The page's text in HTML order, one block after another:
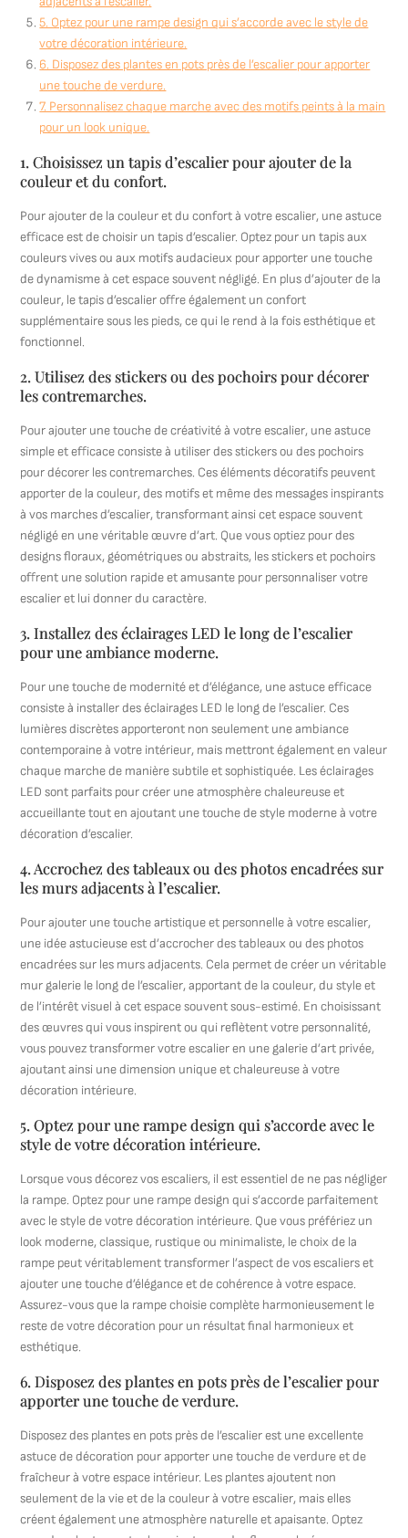
5. Optez pour une rampe design qui s’accorde avec le style de
votre décoration intérieure.
6. Disposez des plantes en pots près de l’escalier pour apporter
une touche de verdure.
7. Personnalisez chaque marche avec des motifs peints à la main
pour un look unique.
1. Choisissez un tapis d’escalier pour ajouter de la
couleur et du confort.
Pour ajouter de la couleur et du confort à votre escalier, une astuce
efficace est de choisir un tapis d’escalier. Optez pour un tapis aux
couleurs vives ou aux motifs audacieux pour apporter une touche
de dynamisme à cet espace souvent négligé. En plus d’ajouter de la
couleur, le tapis d’escalier offre également un confort
supplémentaire sous les pieds, ce qui le rend à la fois esthétique et
fonctionnel.
2. Utilisez des stickers ou des pochoirs pour décorer
les contremarches.
Pour ajouter une touche de créativité à votre escalier, une astuce
simple et efficace consiste à utiliser des stickers ou des pochoirs
pour décorer les contremarches. Ces éléments décoratifs peuvent
apporter de la couleur, des motifs et même des messages inspirants
à vos marches d’escalier, transformant ainsi cet espace souvent
négligé en une véritable œuvre d’art. Que vous optiez pour des
designs floraux, géométriques ou abstraits, les stickers et pochoirs
offrent une solution rapide et amusante pour personnaliser votre
escalier et lui donner du caractère.
3. Installez des éclairages LED le long de l’escalier
pour une ambiance moderne.
Pour une touche de modernité et d’élégance, une astuce efficace
consiste à installer des éclairages LED le long de l’escalier. Ces
lumières discrètes apporteront non seulement une ambiance
contemporaine à votre intérieur, mais mettront également en valeur
chaque marche de manière subtile et sophistiquée. Les éclairages
LED sont parfaits pour créer une atmosphère chaleureuse et
accueillante tout en ajoutant une touche de style moderne à votre
décoration d’escalier.
4. Accrochez des tableaux ou des photos encadrées sur
les murs adjacents à l’escalier.
Pour ajouter une touche artistique et personnelle à votre escalier,
une idée astucieuse est d’accrocher des tableaux ou des photos
encadrées sur les murs adjacents. Cela permet de créer un véritable
mur galerie le long de l’escalier, apportant de la couleur, du style et
de l’intérêt visuel à cet espace souvent sous-estimé. En choisissant
des œuvres qui vous inspirent ou qui reflètent votre personnalité,
vous pouvez transformer votre escalier en une galerie d’art privée,
ajoutant ainsi une dimension unique et chaleureuse à votre
décoration intérieure.
5. Optez pour une rampe design qui s’accorde avec le
style de votre décoration intérieure.
Lorsque vous décorez vos escaliers, il est essentiel de ne pas négliger
la rampe. Optez pour une rampe design qui s’accorde parfaitement
avec le style de votre décoration intérieure. Que vous préfériez un
look moderne, classique, rustique ou minimaliste, le choix de la
rampe peut véritablement transformer l’aspect de vos escaliers et
ajouter une touche d’élégance et de cohérence à votre espace.
Assurez-vous que la rampe choisie complète harmonieusement le
reste de votre décoration pour un résultat final harmonieux et
esthétique.
6. Disposez des plantes en pots près de l’escalier pour
apporter une touche de verdure.
Disposez des plantes en pots près de l’escalier est une excellente
astuce de décoration pour apporter une touche de verdure et de
fraîcheur à votre espace intérieur. Les plantes ajoutent non
seulement de la vie et de la couleur à votre escalier, mais elles
créent également une atmosphère naturelle et apaisante. Optez